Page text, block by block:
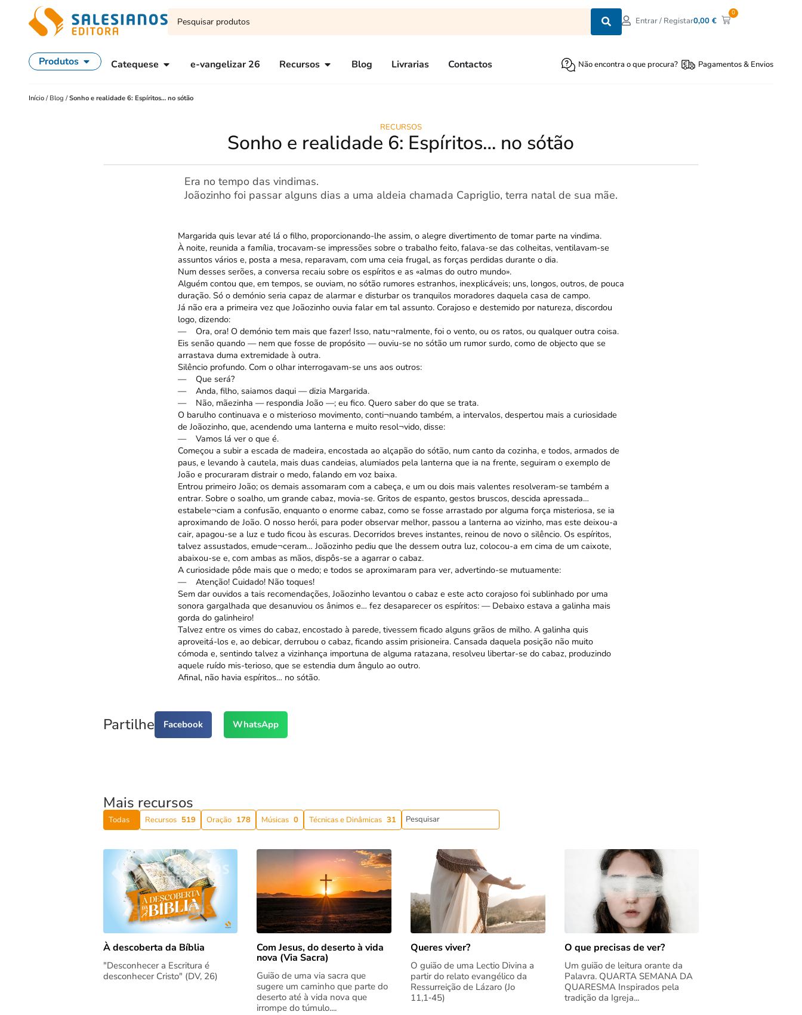
Entrar / Registar0,00€
0
Produtos Catequese e-vangelizar 26 Recursos Blog Livrarias Contactos Não encontra o que procura? Pagamentos & Envios
Início / Blog /Sonho e realidade 6: Espíritos… no sótão
RECURSOS
Sonho e realidade 6: Espíritos… no sótão
Era no tempo das vindimas.
Joãozinho foi passar alguns dias a uma aldeia chamada Capriglio, terra natal de sua mãe.
Margarida quis levar até lá o filho, proporcionando-lhe assim, o alegre divertimento de tomar parte na vindima.
À noite, reunida a família, trocavam-se impressões sobre o trabalho feito, falava-se das colheitas, ventilavam-se
assuntos vários e, posta a mesa, reparavam, com uma ceia frugal, as forças perdidas durante o dia.
Num desses serões, a conversa recaiu sobre os espíritos e as «almas do outro mundo».
Alguém contou que, em tempos, se ouviam, no sótão rumores estranhos, inexplicáveis; uns, longos, outros, de pouca
duração. Só o demónio seria capaz de alarmar e disturbar os tranquilos moradores daquela casa de campo.
Já não era a primeira vez que Joãozinho ouvia falar em tal assunto. Corajoso e destemido por natureza, discordou
logo, dizendo:
— Ora, ora! O demónio tem mais que fazer! Isso, natu¬ralmente, foi o vento, ou os ratos, ou qualquer outra coisa.
Eis senão quando — nem que fosse de propósito — ouviu-se no sótão um rumor surdo, como de objecto que se
arrastava duma extremidade à outra.
Silêncio profundo. Com o olhar interrogavam-se uns aos outros:
— Que será?
— Anda, filho, saiamos daqui — dizia Margarida.
— Não, mãezinha — respondia João —; eu fico. Quero saber do que se trata.
O barulho continuava e o misterioso movimento, conti¬nuando também, a intervalos, despertou mais a curiosidade
de Joãozinho, que, acendendo uma lanterna e muito resol¬vido, disse:
— Vamos lá ver o que é.
Começou a subir a escada de madeira, encostada ao alçapão do sótão, num canto da cozinha, e todos, armados de
paus, e levando à cautela, mais duas candeias, alumiados pela lanterna que ia na frente, seguiram o exemplo de
João e procuraram distrair o medo, falando em voz baixa.
Entrou primeiro João; os demais assomaram com a cabeça, e um ou dois mais valentes resolveram-se também a
entrar. Sobre o soalho, um grande cabaz, movia-se. Gritos de espanto, gestos bruscos, descida apressada…
estabele¬ciam a confusão, enquanto o enorme cabaz, como se fosse arrastado por alguma força misteriosa, se ia
aproximando de João. O nosso herói, para poder observar melhor, passou a lanterna ao vizinho, mas este deixou-a
cair, apagou-se a luz e tudo ficou às escuras. Decorridos breves instantes, reinou de novo o silêncio. Os espíritos,
talvez assustados, emude¬ceram… Joãozinho pediu que lhe dessem outra luz, colocou-a em cima de um caixote,
abaixou-se e, com ambas as mãos, dispôs-se a agarrar o cabaz.
A curiosidade pôde mais que o medo; e todos se aproximaram para ver, advertindo-se mutuamente:
— Atenção! Cuidado! Não toques!
Sem dar ouvidos a tais recomendações, Joãozinho levantou o cabaz e este acto corajoso foi sublinhado por uma
sonora gargalhada que desanuviou os ânimos e… fez desaparecer os espíritos: — Debaixo estava a galinha mais
gorda do galinheiro!
Talvez entre os vimes do cabaz, encostado à parede, tivessem ficado alguns grãos de milho. A galinha quis
aproveitá-los e, ao debicar, derrubou o cabaz, ficando assim prisioneira. Cansada daquela posição não muito
cómoda e, sentindo talvez a vizinhança importuna de alguma ratazana, resolveu libertar-se do cabaz, produzindo
aquele ruído mis-terioso, que se estendia dum ângulo ao outro.
Afinal, não havia espíritos… no sótão.
Partilhe Facebook WhatsApp
Mais recursos
Todas Recursos 519 Oração 178 Músicas 0 Técnicas e Dinâmicas 31
À descoberta da Bíblia
"Desconhecer a Escritura é
desconhecer Cristo" (DV, 26)
Com Jesus, do deserto à vida
nova (Via Sacra)
Guião de uma via sacra que
sugere um caminho que parte do
deserto até à vida nova que
irrompe do túmulo....
Queres viver?
O guião de uma Lectio Divina a
partir do relato evangélico da
Ressurreição de Lázaro (Jo
11,1‑45)
O que precisas de ver?
Um guião de leitura orante da
Palavra. QUARTA SEMANA DA
QUARESMA Inspirados pela
tradição da Igreja...